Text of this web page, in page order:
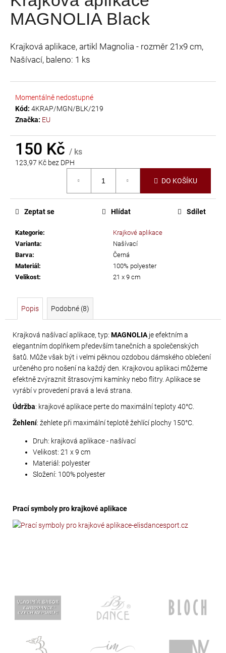
je
0,0
hvězdiček.
MAGNOLIA Black
Krajková aplikace, artikl Magnolia - rozměr 21x9 cm,
Našívací, baleno: 1 ks
Momentálně nedostupné
Kód: 4KRAP/MGN/BLK/219
Značka: EU
150 Kč / ks
123,97 Kč bez DPH
DO KOŠÍKU
Kategorie:
Krajkové aplikace
Varianta:
Našívací
Barva:
Černá
Materiál:
100% polyester
Velikost: 21 x 9 cm
Zeptat se Hlídat Sdílet
Popis Podobné (8)
Krajková našívací aplikace, typ: MAGNOLIA je efektním a
elegantním doplňkem především tanečních a společenských
šatů. Může však být i velmi pěknou ozdobou dámského oblečení
určeného pro nošení na každý den. Krajkovou aplikaci můžeme
efektně zvýraznit štrasovými kamínky nebo flitry. Aplikace se
vyrábí v provedení pravá a levá strana.
Údržba: krajkové aplikace perte do maximální teploty 40°C.
Žehlení: žehlete při maximální teplotě žehlící plochy 150°C.
Druh: krajková aplikace - našívací
Velikost: 21 x 9 cm
Materiál: polyester
Složení: 100% polyester
Prací symboly pro krajkové aplikace
a
j
t
?
D
o
č
u
e
m
NH
SS-
5
CRYSTAL
55
Kč